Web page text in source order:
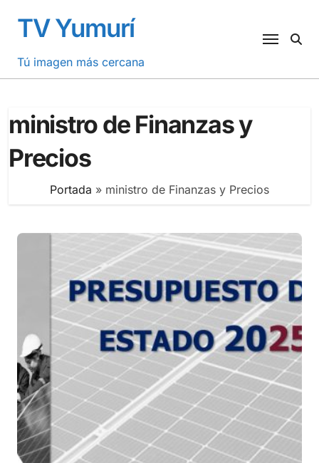
contenido
TV Yumurí
Tú imagen más cercana
ministro de Finanzas y
Precios
Portada » ministro de Finanzas y Precios